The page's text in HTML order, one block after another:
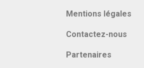
Mentions légales
Contactez-nous
Partenaires